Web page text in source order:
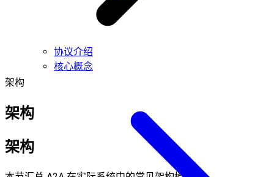
协议介绍
核心概念
架构
架构
架构